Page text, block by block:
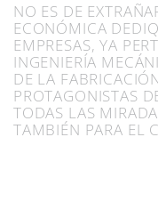
NO ES DE
ECONÓMICA
EMPRESAS, YA
INGENIERÍA
DE LA
PROTAGONISTAS
TODAS LAS
TAMBIÉN PARA EL